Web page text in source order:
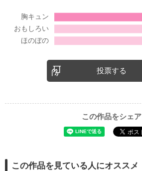
投票する
この作品をシェア
この作品を見ている人にオススメ